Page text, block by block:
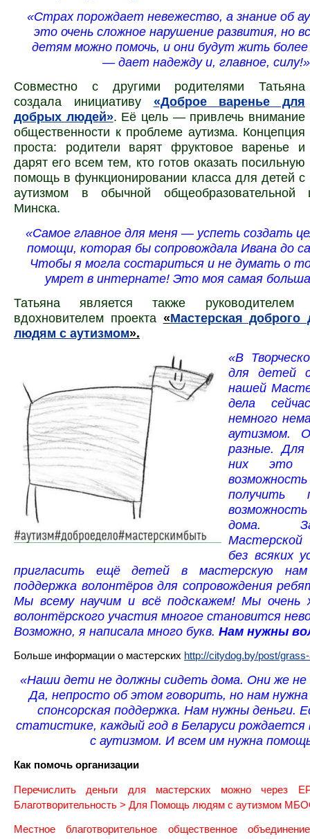
«Страх порождает невежество, а знание об
это очень сложное нарушение развития, но
детям можно помочь, и они будут жить более
— дает надежду и, главное, силу!»
Совместно с другими родителями Татьяна
создала инициативу «Доброе варенье для
добрых людей». Её цель — привлечь внимание
общественности к проблеме аутизма. Концепция
проста: родители варят фруктовое варенье и
дарят его всем тем, кто готов оказать посильную
помощь в функционировании класса для детей с
аутизмом в обычной общеобразовательной
Минска.
«Самое главное для меня — успеть создать
помощи, которая бы сопровождала Ивана до
Чтобы я могла состариться и не думать о
умрет в интернате! Это моя самая
Татьяна является также
вдохновителем проекта «Мастерская
людям с аутизмом».
«В
для детей
нашей
дела
немного
аутизмом.
разные. Для
них это
получить
дома.
без всяких
пригласить ещё детей в мастерскую нам
поддержка волонтёров для сопровождения
Мы всему научим и всё подскажем! Мы очень
волонтёрского участия многое становится
Возможно, я написала много букв. Нам нужны
Больше информации о мастерских http://citydog.by/post/
«Наши дети не должны сидеть дома. Они же не
Да, непросто об этом говорить, но нам
спонсорская поддержка. Нам нужны деньги.
статистике, каждый год в Беларуси
с аутизмом. И всем им нужна
Как помочь организации
Перечислить деньги для мастерских можно через
Благотворительность > Для Помощь людям с аутизмом
Местное благотворительное общественное